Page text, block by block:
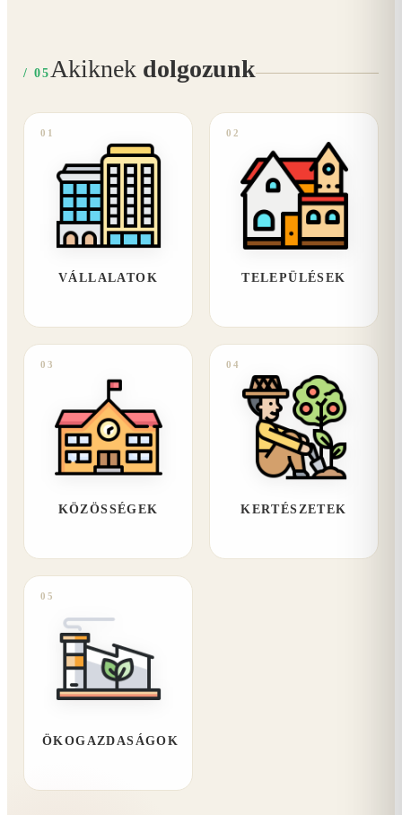
/ 05 Akiknek dolgozunk
01
VÁLLALATOK
02
TELEPÜLÉSEK
03
KÖZÖSSÉGEK
04
KERTÉSZETEK
05
ÖKOGAZDASÁGOK